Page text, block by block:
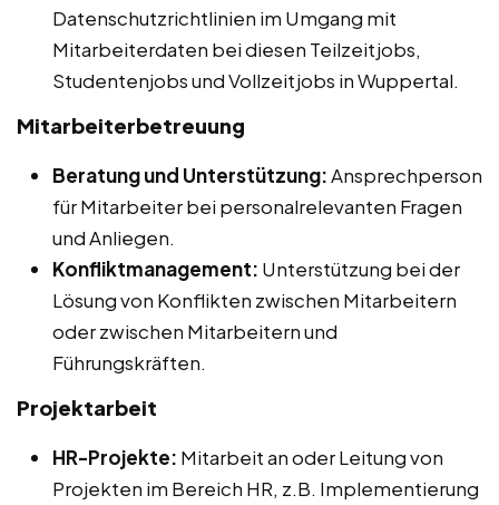
Datenschutzrichtlinien im Umgang mit
Mitarbeiterdaten bei diesen Teilzeitjobs,
Studentenjobs und Vollzeitjobs in Wuppertal.
Mitarbeiterbetreuung
Beratung und Unterstützung:Ansprechperson
für Mitarbeiter bei personalrelevanten Fragen
und Anliegen.
Konfliktmanagement: Unterstützung bei der
Lösung von Konflikten zwischen Mitarbeitern
oder zwischen Mitarbeitern und
Führungskräften.
Projektarbeit
HR-Projekte: Mitarbeit an oder Leitung von
Projekten im Bereich HR, z.B. Implementierung